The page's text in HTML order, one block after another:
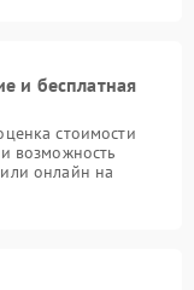
и бесплатная
стоимости
возможность
онлайн на